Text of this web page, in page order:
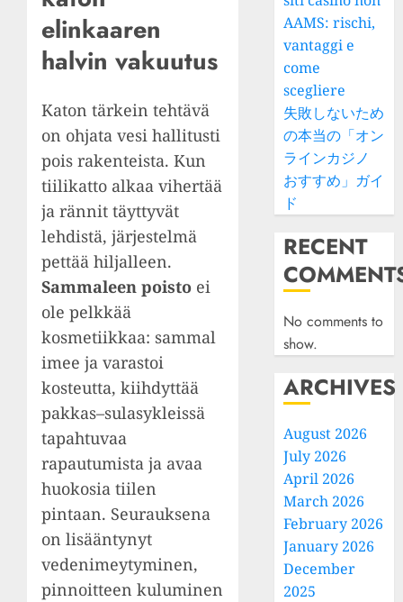
elinkaaren
halvin vakuutus
Katon tärkein tehtävä
on ohjata vesi hallitusti
pois rakenteista. Kun
tiilikatto alkaa vihertää
ja rännit täyttyvät
lehdistä, järjestelmä
pettää hiljalleen.
Sammaleen poisto ei
ole pelkkää
kosmetiikkaa: sammal
imee ja varastoi
kosteutta, kiihdyttää
pakkas–sulasykleissä
tapahtuvaa
rapautumista ja avaa
huokosia tiilen
pintaan. Seurauksena
on lisääntynyt
vedenimeytyminen,
pinnoitteen kuluminen
AAMS: rischi,
vantaggi e
come
scegliere
失敗しないため
の本当の「オン
ラインカジノ
おすすめ」ガイ
ド
RECENT
No comments to
show.
ARCHIVES
August 2026
July 2026
April 2026
March 2026
February 2026
January 2026
December
2025